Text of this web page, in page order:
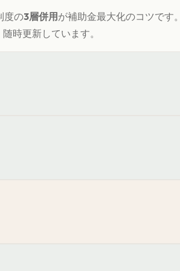
度の3層併用 が補助金最大化のコツです。
時更新しています。